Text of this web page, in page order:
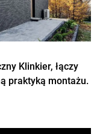
Klinkier, łączy
praktyką montażu.